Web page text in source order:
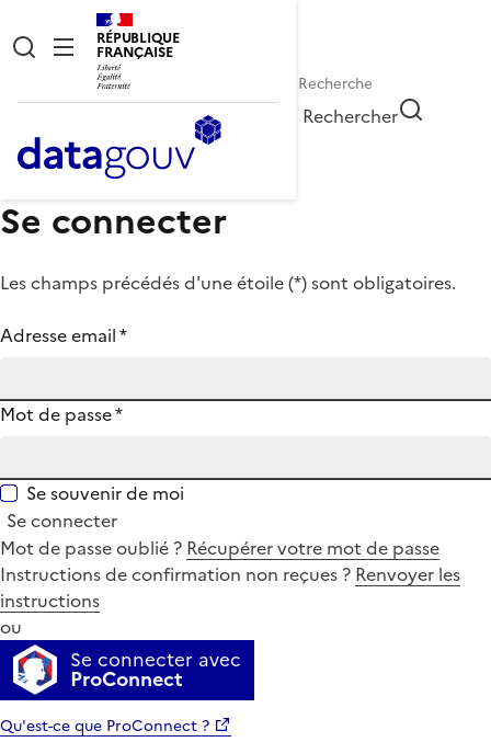
RÉPUBLIQUE
FRANÇAISE
Rechercher
Se connecter
Les champs précédés d'une étoile (*) sont obligatoires.
Adresse email*
Mot de passe*
Se souvenir de moi
Se connecter
Mot de passe oublié ? Récupérer votre mot de passe
Instructions de confirmation non reçues ? Renvoyer les
instructions
ou
Se connecter avec
ProConnect
Qu'est-ce que ProConnect ?